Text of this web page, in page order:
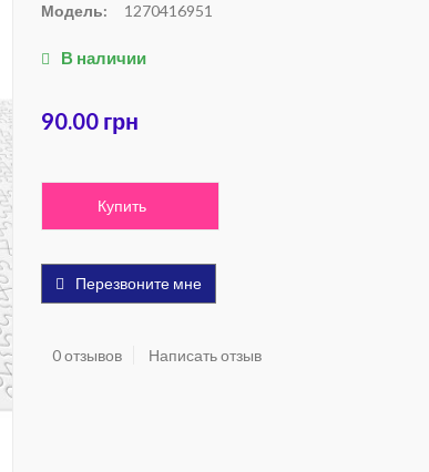
Модель: 1270416951
В наличии
90.00 грн
Купить
Перезвоните мне
0 отзывов Написать отзыв